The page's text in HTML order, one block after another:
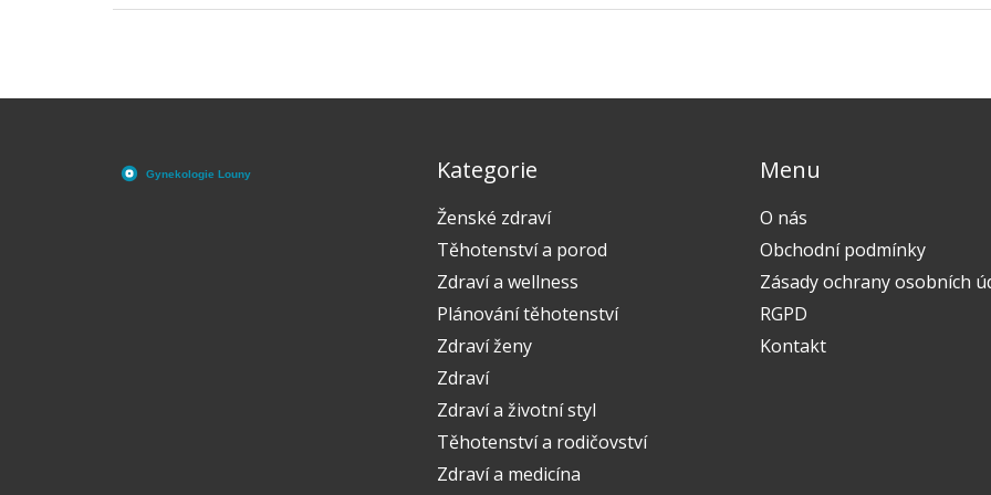
Kategorie
Ženské zdraví
Těhotenství a porod
Zdraví a wellness
Plánování těhotenství
Zdraví ženy
Zdraví
Zdraví a životní styl
Těhotenství a rodičovství
Zdraví a medicína
Menu
O nás
Obchodní podmínky
Zásady ochrany osobních
RGPD
Kontakt